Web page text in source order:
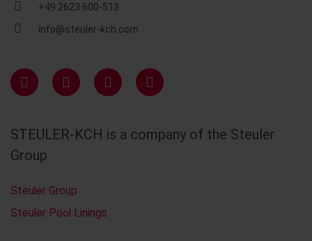
+49 2623 600-513
info@steuler-kch.com
STEULER-KCH is a company of the Steuler
Group
Steuler Group
Steuler Pool Linings